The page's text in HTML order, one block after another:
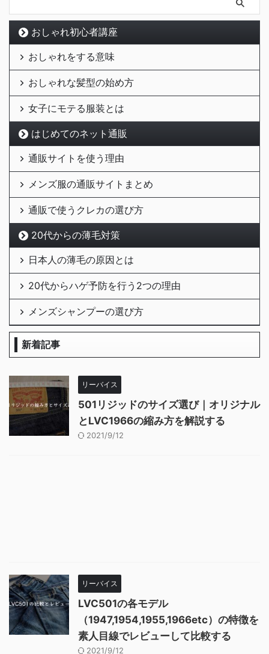
おしゃれ初心者講座
おしゃれをする意味
おしゃれな髪型の始め方
女子にモテる服装とは
はじめてのネット通販
通販サイトを使う理由
メンズ服の通販サイトまとめ
通販で使うクレカの選び方
20代からの薄毛対策
日本人の薄毛の原因とは
20代からハゲ予防を行う2つの理由
メンズシャンプーの選び方
新着記事
リーバイス
501リジッドのサイズ選び｜オリジナル
とLVC1966の縮み方を解説する
2021/9/12
リーバイス
LVC501の各モデル
（1947,1954,1955,1966etc）の特徴を
素人目線でレビューして比較する
2021/9/12